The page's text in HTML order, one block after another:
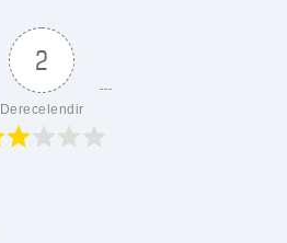
2
Derecelendir